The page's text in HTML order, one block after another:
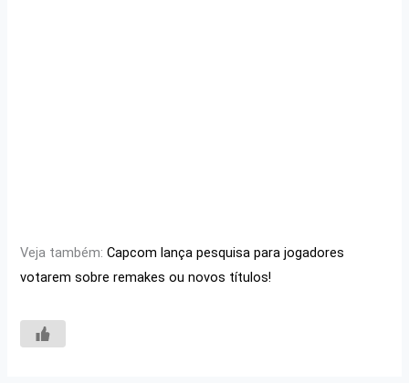
Veja também:Capcom lança pesquisa para jogadores
votarem sobre remakes ou novos títulos!